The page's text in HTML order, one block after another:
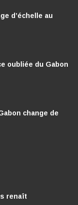
d’échelle au
oubliée du Gabon
change de
renaît